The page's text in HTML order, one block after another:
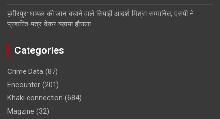
हमीरपुर: घायल की जान बचाने वाले सिपाही आदर्श मिश्रा सम्मानित, एसपी ने
प्रशस्ति-पत्र देकर बढ़ाया हौसला
Categories
Crime Data (87)
Encounter (201)
Khaki connection (684)
Magzine (32)